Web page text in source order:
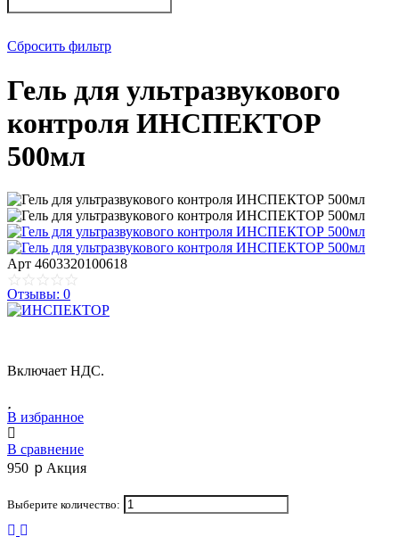
Сбросить фильтр
Гель для ультразвукового
контроля ИНСПЕКТОР
500мл
Арт 4603320100618
Отзывы: 0
Включает НДС.
В избранное
В сравнение
950 p Акция
Выберите количество: